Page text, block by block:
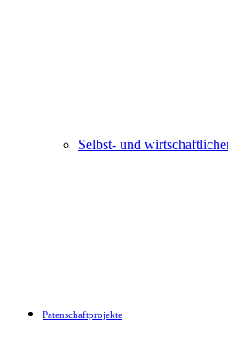
Selbst- und
Patenschaftprojekte